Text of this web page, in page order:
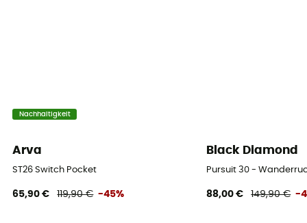
Nachhaltigkeit
Arva
ST26 Switch Pocket
65,90 € 119,90 € -45%
Black Diamond
Pursuit 30 -
88,00 € 149,90 € -